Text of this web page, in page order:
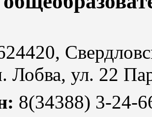
Лобва, ул. 22
8(34388) 3-24-